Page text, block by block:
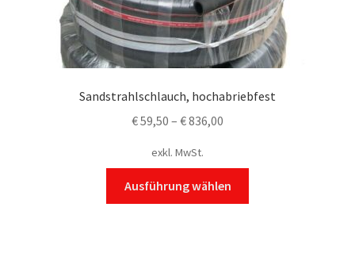
Sandstrahlschlauch, hochabriebfest
€59,50 – €836,00
exkl. MwSt.
Ausführung wählen